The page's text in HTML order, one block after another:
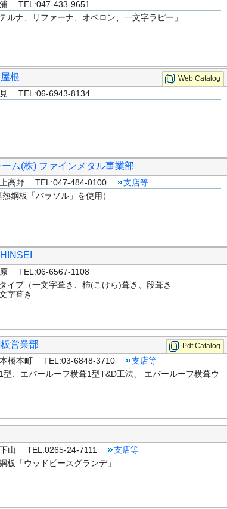
TEL:047-433-9651
ルナ、リファーナ、オベロン、一文字ラピー」
根 Web Catalog
TEL:06-6943-8134
ム(株) ファインメタル事業部
上高野 TEL:047-484-0100
支店等
鋼板「パラソル」を使用）
TEL:06-6567-1108
イプ（一文字葺き、柿(こけら)葺き、段葺き
字葺き
営業部 Pdf Catalog
橋本町 TEL:03-6848-3710
支店等
型、エバールーフ横葺1型T&D工法、 エバールーフ横葺ウ
下山 TEL:0265-24-7111
支店等
板「ウッドピースグランデ」